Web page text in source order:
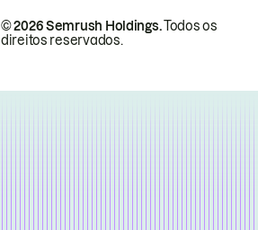
© 2026 Semrush Holdings.Todos os
direitos reservados.